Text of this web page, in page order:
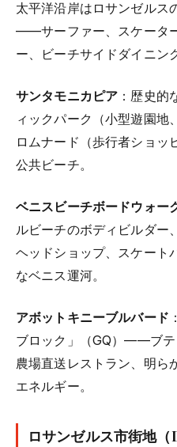
太平洋沿岸はロサンゼルス
——サーファー、スケータ
ー、ビーチサイドダイニン
サンタモニカピア ：歴史的
ィックパーク（小型遊園
ロムナード（歩行者ショッ
公共ビーチ。
ベニスビーチボードウォー
ルビーチのボディビルダー
ヘッドショップ、スケート
なベニス運河。
アボットキニーブルバード
ブロック」（GQ）——ブテ
農場直送レストラン、明ら
エネルギー。
ロサンゼルス市街地（